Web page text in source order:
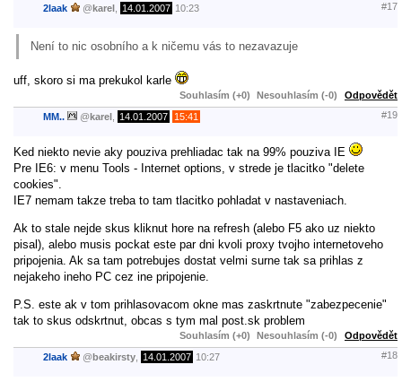
2laak @karel 14.01.2007 10:23 #17
Není to nic osobního a k ničemu vás to nezavazuje
uff, skoro si ma prekukol karle
Souhlasím (+0) Nesouhlasím (-0) Odpovědět
MM.. @karel 14.01.2007 15:41 #19
Ked niekto nevie aky pouziva prehliadac tak na 99% pouziva IE
Pre IE6: v menu Tools - Internet options, v strede je tlacitko "delete
cookies".
IE7 nemam takze treba to tam tlacitko pohladat v nastaveniach.
Ak to stale nejde skus kliknut hore na refresh (alebo F5 ako uz niekto
pisal), alebo musis pockat este par dni kvoli proxy tvojho internetoveho
pripojenia. Ak sa tam potrebujes dostat velmi surne tak sa prihlas z
nejakeho ineho PC cez ine pripojenie.
P.S. este ak v tom prihlasovacom okne mas zaskrtnute "zabezpecenie"
tak to skus odskrtnut, obcas s tym mal post.sk problem
Souhlasím (+0) Nesouhlasím (-0) Odpovědět
2laak @beakirsty 14.01.2007 10:27 #18